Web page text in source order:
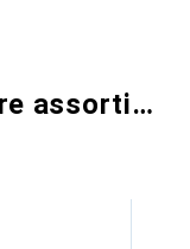
Plus de produits de notre assortiment